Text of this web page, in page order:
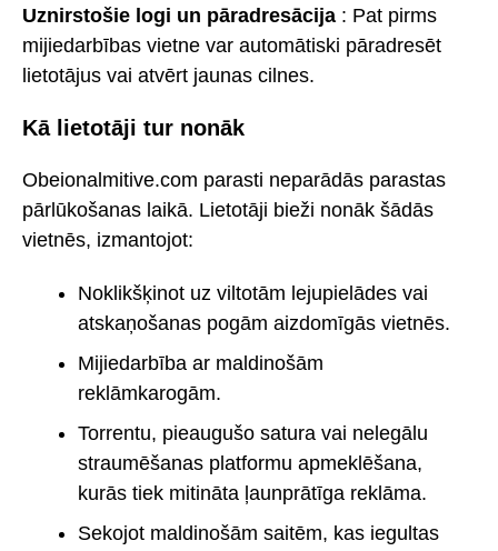
Uznirstošie logi un pāradresācija : Pat pirms
mijiedarbības vietne var automātiski pāradresēt
lietotājus vai atvērt jaunas cilnes.
Kā lietotāji tur nonāk
Obeionalmitive.com parasti neparādās parastas
pārlūkošanas laikā. Lietotāji bieži nonāk šādās
vietnēs, izmantojot:
Noklikšķinot uz viltotām lejupielādes vai
atskaņošanas pogām aizdomīgās vietnēs.
Mijiedarbība ar maldinošām
reklāmkarogām.
Torrentu, pieaugušo satura vai nelegālu
straumēšanas platformu apmeklēšana,
kurās tiek mitināta ļaunprātīga reklāma.
Sekojot maldinošām saitēm, kas iegultas